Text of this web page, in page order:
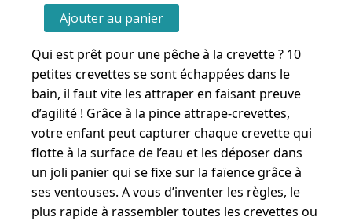
Jeu
de
bain
-
Attrape-
crevettes
Ajouter au panier
Qui est prêt pour une pêche à la crevette ? 10
petites crevettes se sont échappées dans le
bain, il faut vite les attraper en faisant preuve
d’agilité ! Grâce à la pince attrape-crevettes,
votre enfant peut capturer chaque crevette qui
flotte à la surface de l’eau et les déposer dans
un joli panier qui se fixe sur la faïence grâce à
ses ventouses. A vous d’inventer les règles, le
plus rapide à rassembler toutes les crevettes ou